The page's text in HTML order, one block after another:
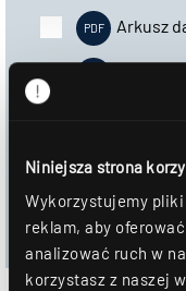
Niniejsza strona
Wykorzystujemy
reklam, aby
analizować ruch w
korzystasz z naszej
Arkusz
DOŁĄCZYĆ